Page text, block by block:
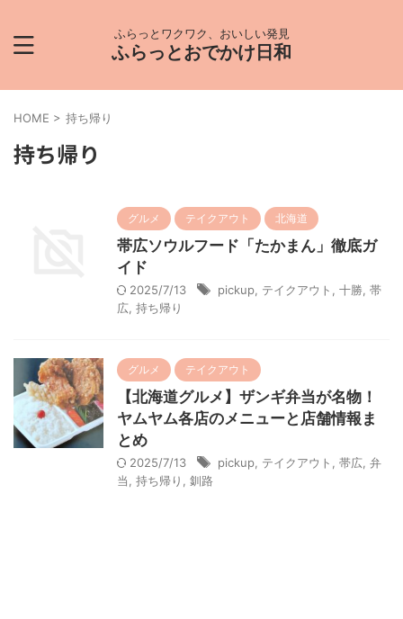
ふらっとワクワク、おいしい発見
ふらっとおでかけ日和
HOME > 持ち帰り
持ち帰り
グルメ テイクアウト 北海道
帯広ソウルフード「たかまん」徹底ガ
イド
2025/7/13 pickup テイクアウト 十勝 帯
広 持ち帰り
グルメ テイクアウト
【北海道グルメ】ザンギ弁当が名物！
ヤムヤム各店のメニューと店舗情報ま
とめ
2025/7/13 pickup テイクアウト 帯広 弁
当
持ち帰り 釧路